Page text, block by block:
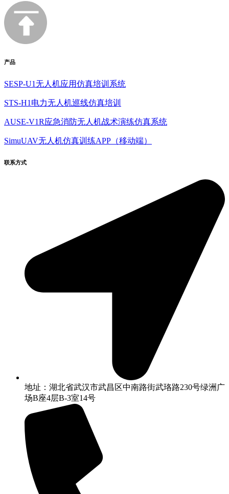
产品
SESP-U1无人机应用仿真培训系统
STS-H1电力无人机巡线仿真培训
AUSE-V1R应急消防无人机战术演练仿真系统
SimuUAV无人机仿真训练APP（移动端）
联系方式
地址：湖北省武汉市武昌区中南路街武珞路230号绿洲广
场B座4层B-3室14号